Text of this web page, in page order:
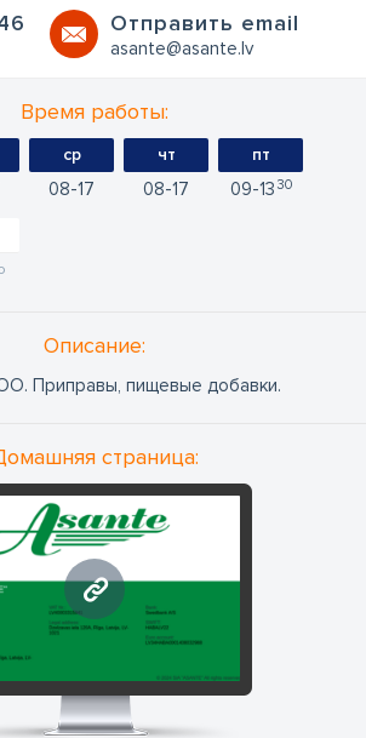
Oтправить email
asante@asante.lv
Время работы:
ср
08 17
чт
08 17
пт
09 13 30
Oписание:
Приправы, пищевые добавки.
страница:
www.asante.lv